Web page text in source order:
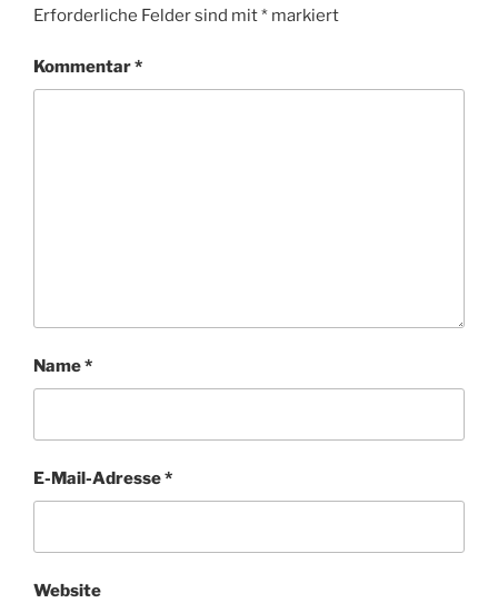
Erforderliche Felder sind mit* markiert
Kommentar*
Name*
E-Mail-Adresse*
Website